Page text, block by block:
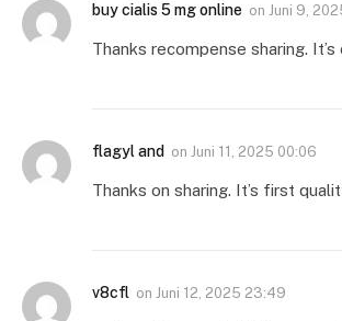
buy cialis 5 mg online on Juni 9,
Thanks recompense sharing.
flagyl and on Juni 11, 2025 00:06
Thanks on sharing. It’s first
v8cfl on Juni 12, 2025 23:49